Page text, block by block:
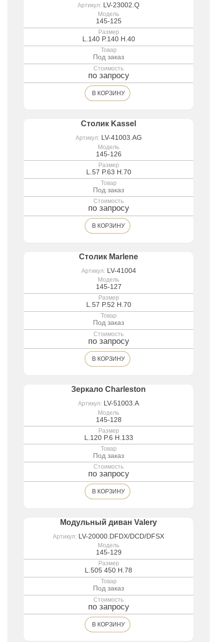
Артикул: LV-23002.Q
Модель
145-125
Размер
L.140 P.140 H.40
Товар
Под заказ
Стоимость
по запросу
В КОРЗИНУ
Столик Kassel
Артикул: LV-41003.AG
Модель
145-126
Размер
L.57 P.63 H.70
Товар
Под заказ
Стоимость
по запросу
В КОРЗИНУ
Столик Marlene
Артикул: LV-41004
Модель
145-127
Размер
L.57 P.52 H.70
Товар
Под заказ
Стоимость
по запросу
В КОРЗИНУ
Зеркало Charleston
Артикул: LV-51003.A
Модель
145-128
Размер
L.120 P.6 H.133
Товар
Под заказ
Стоимость
по запросу
В КОРЗИНУ
Модульный диван Valery
Артикул: LV-20000.DFDX/DCD/DFSX
Модель
145-129
Размер
L.505 450 H.78
Товар
Под заказ
Стоимость
по запросу
В КОРЗИНУ